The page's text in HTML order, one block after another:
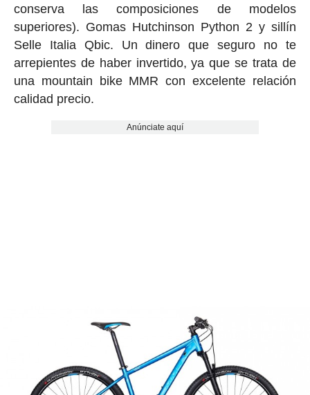
conserva las composiciones de modelos
superiores). Gomas Hutchinson Python 2 y sillín
Selle Italia Qbic. Un dinero que seguro no te
arrepientes de haber invertido, ya que se trata de
una mountain bike MMR con excelente relación
calidad precio.
Anúnciate aquí